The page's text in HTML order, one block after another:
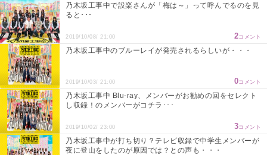
乃木坂工事中で設楽さんが「梅は～」って呼んでるのを見
ると･･･
2019/10/08/ 21:00 2コメント
乃木坂工事中のブルーレイが発売されるらしいが・・・
2019/10/03/ 21:00 0コメント
乃木坂工事中 Blu-ray、メンバーがお勧めの回をセレクト
し収録！のメンバーがコチラ･･･
2019/10/02/ 23:00 3コメント
乃木坂工事中が打ち切り？テレビ収録で中学生メンバーが
夜に登山をしたのが原因では？との声も・・・